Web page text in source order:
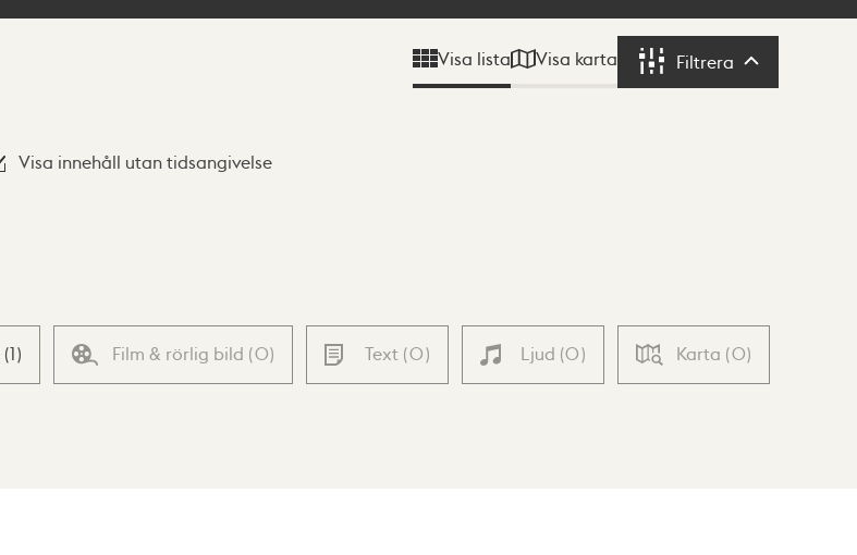
Visa lista Visa karta Filtrera Filtrera
Visa innehåll utan tidsangivelse
(1) Film & rörlig bild (0) Text (0) Ljud (0) Karta (0)